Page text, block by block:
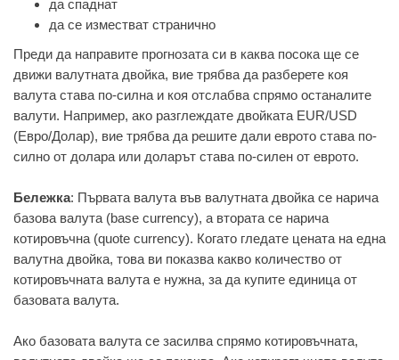
да спаднат
да се изместват странично
Преди да направите прогнозата си в каква посока ще се
движи валутната двойка, вие трябва да разберете коя
валута става по-силна и коя отслабва спрямо останалите
валути. Например, ако разглеждате двойката EUR/USD
(Евро/Долар), вие трябва да решите дали еврото става по-
силно от долара или доларът става по-силен от еврото.
Бележка: Първата валута във валутната двойка се нарича
базова валута (base currency), а втората се нарича
котировъчна (quote currency). Когато гледате цената на една
валутна двойка, това ви показва какво количество от
котировъчната валута е нужна, за да купите единица от
базовата валута.
Ако базовата валута се засилва спрямо котировъчната,